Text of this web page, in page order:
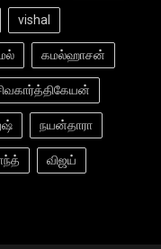
vishal
கமல்ஹாசன்
நயன்தாரா
விஜய்